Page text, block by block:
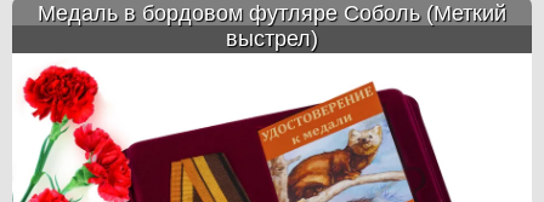
Медаль в бордовом футляре Соболь (Меткий
выстрел)